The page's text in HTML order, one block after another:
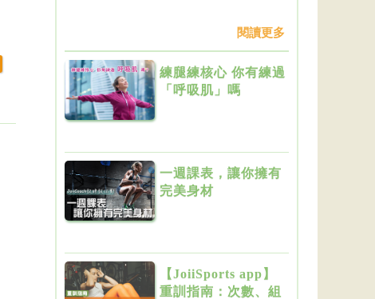
閱讀更多
練腿練核心 你有練過
「呼吸肌」嗎
一週課表，讓你擁有
完美身材
【JoiiSports app】
重訓指南：次數、組